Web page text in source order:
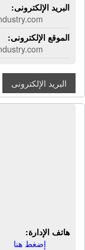
البريد الإلكترونى:
الموقع الإلكترونى:
البريد الإلكترونى
الخبراء
هاتف الإدارة:
إضغط هنا